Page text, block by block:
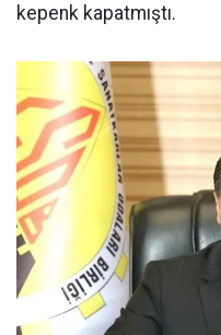
kepenk kapatmıştı.